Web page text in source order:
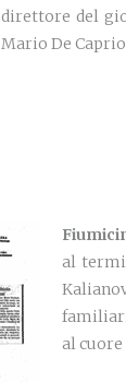
direttore del
Mario De Caprio
al
al